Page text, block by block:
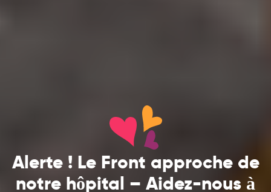
Alerte ! Le Front approche de
notre hôpital – Aidez-nous à